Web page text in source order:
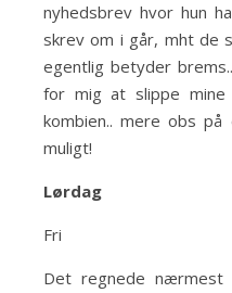
nyhedsbrev hvor hun
skrev om i går, mht de
egentlig betyder
for mig at slippe mine
kombien.. mere obs
muligt!
Lørdag
Fri
Det regnede nærmest